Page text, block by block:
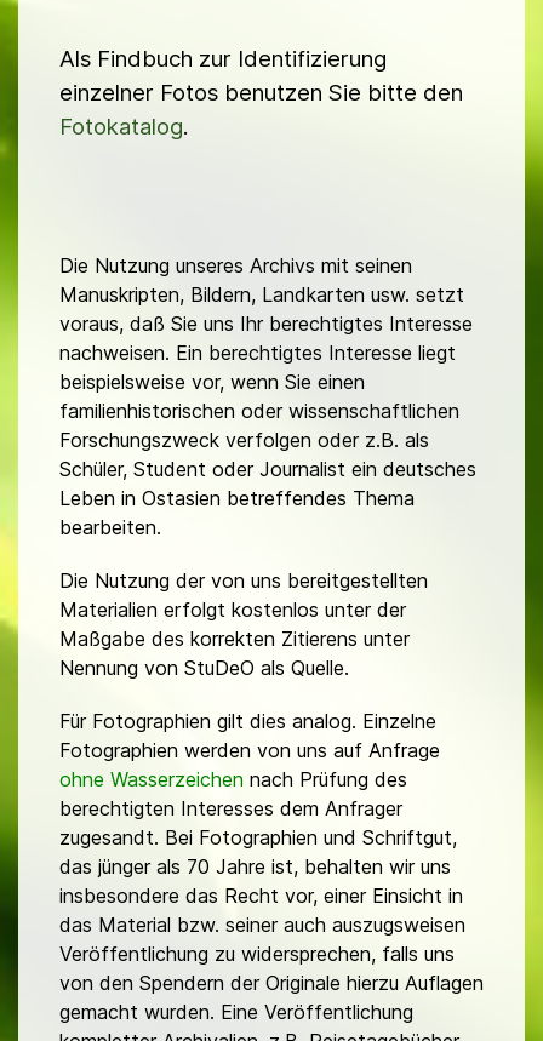
Als Findbuch zur Identifizierung
einzelner Fotos benutzen Sie bitte den
Fotokatalog.
Die Nutzung unseres Archivs mit seinen
Manuskripten, Bildern, Landkarten usw. setzt
voraus, daß Sie uns Ihr berechtigtes Interesse
nachweisen. Ein berechtigtes Interesse liegt
beispielsweise vor, wenn Sie einen
familienhistorischen oder wissenschaftlichen
Forschungszweck verfolgen oder z.B. als
Schüler, Student oder Journalist ein deutsches
Leben in Ostasien betreffendes Thema
bearbeiten.
Die Nutzung der von uns bereitgestellten
Materialien erfolgt kostenlos unter der
Maßgabe des korrekten Zitierens unter
Nennung von StuDeO als Quelle.
Für Fotographien gilt dies analog. Einzelne
Fotographien werden von uns auf Anfrage
ohne Wasserzeichen nach Prüfung des
berechtigten Interesses dem Anfrager
zugesandt. Bei Fotographien und Schriftgut,
das jünger als 70 Jahre ist, behalten wir uns
insbesondere das Recht vor, einer Einsicht in
das Material bzw. seiner auch auszugsweisen
Veröffentlichung zu widersprechen, falls uns
von den Spendern der Originale hierzu Auflagen
gemacht wurden. Eine Veröffentlichung